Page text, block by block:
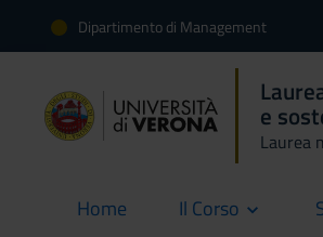
Dipartimento di Management
e
Laurea
Home
current Il Corso